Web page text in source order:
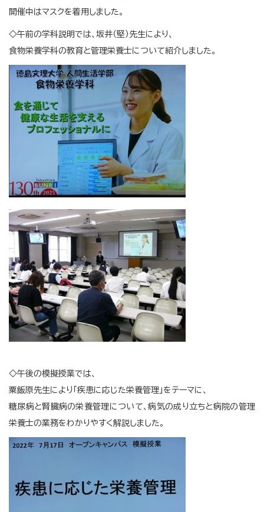
開催中はマスクを着用しました。
◇午前の学科説明では、坂井（堅）先生により、
食物栄養学科の教育と管理栄養士について紹介しました。
◇午後の模擬授業では、
粟飯原先生により「疾患に応じた栄養管理」をテーマに、
糖尿病と腎臓病の栄養管理について、病気の成り立ちと病院の管理
栄養士の業務をわかりやすく解説しました。